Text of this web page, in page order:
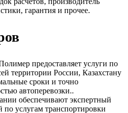
гарантия и прочее.
предоставляет услуги по
территории России, Казахстану
сроки и точно
автоперевозки..
обеспечивают экспертный
по услугам транспортировки